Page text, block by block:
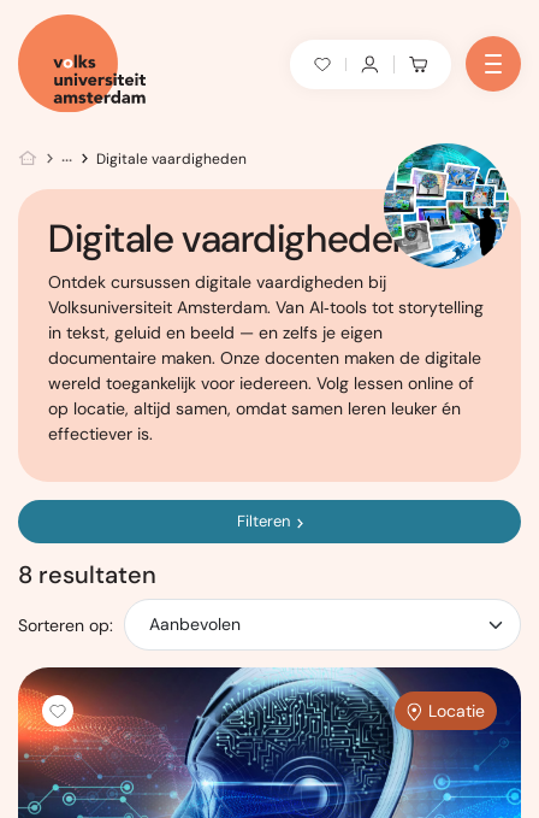
Digitale vaardigheden
Digitale vaardigheden
Ontdek cursussen digitale vaardigheden bij
Volksuniversiteit Amsterdam. Van AI‑tools tot storytelling
in tekst, geluid en beeld — en zelfs je eigen
documentaire maken. Onze docenten maken de digitale
wereld toegankelijk voor iedereen. Volg lessen online of
op locatie, altijd samen, omdat samen leren leuker én
effectiever is.
Filteren
8 resultaten
Sorteren op:
Locatie